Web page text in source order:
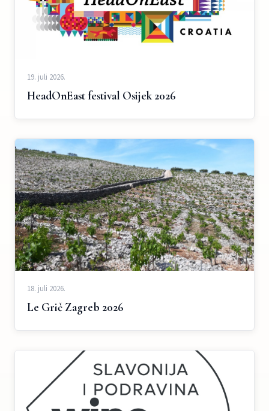
19. juli 2026.
HeadOnEast festival Osijek 2026
18. juli 2026.
Le Grič Zagreb 2026